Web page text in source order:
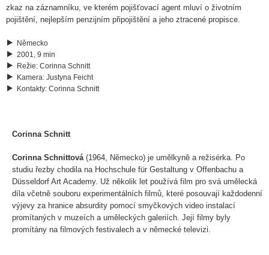
zkaz na záznamníku, ve kterém pojišťovací agent mluví o životním
pojištění, nejlepším penzijním připojištění a jeho ztracené propisce.
Německo
2001, 9 min
Režie: Corinna Schnitt
Kamera: Justyna Feicht
Kontakty: Corinna Schnitt
Corinna Schnitt
Corinna Schnittová(1964, Německo) je umělkyně a režisérka. Po
studiu řezby chodila na Hochschule für Gestaltung v Offenbachu a
Düsseldorf Art Academy. Už několik let používá film pro svá umělecká
díla včetně souboru experimentálních filmů, které posouvají každodenní
výjevy za hranice absurdity pomocí smyčkových video instalací
promítaných v muzeích a uměleckých galeriích. Její filmy byly
promítány na filmových festivalech a v německé televizi.